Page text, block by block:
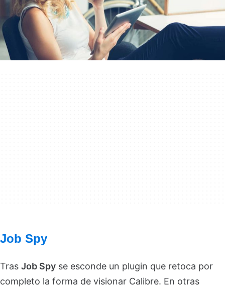
Job Spy
Tras Job Spy se esconde un plugin que retoca por
completo la forma de visionar Calibre. En otras